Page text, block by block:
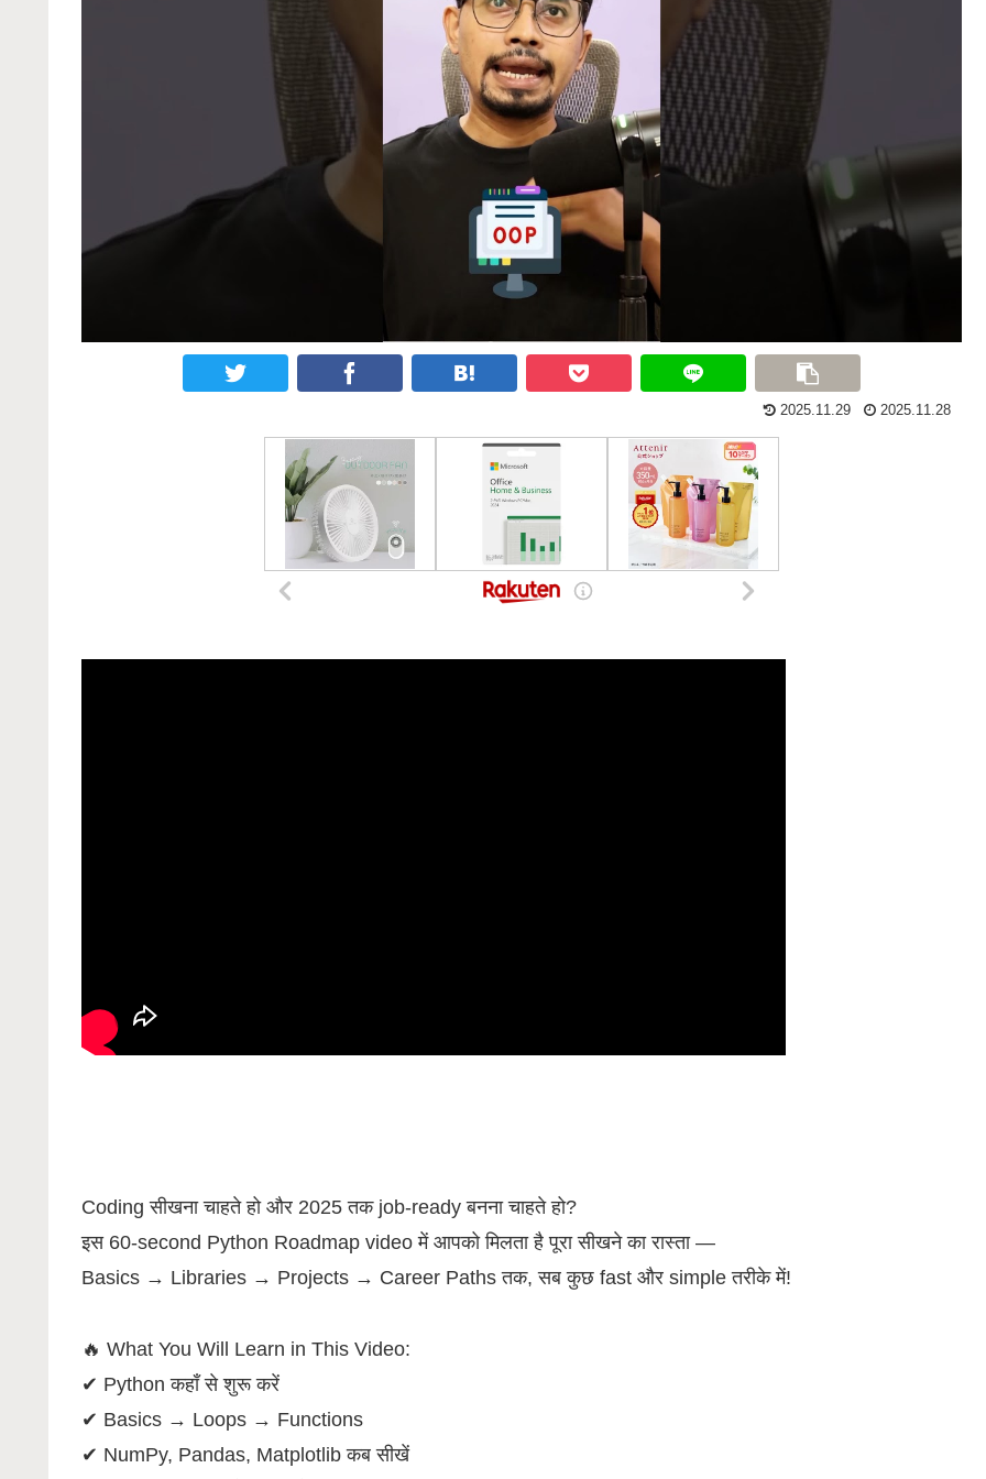
2025.11.29 2025.11.28
Coding सीखना चाहते हो और 2025 तक job-ready बनना चाहते हो?
इस 60-second Python Roadmap video में आपको मिलता है पूरा सीखने का रास्ता —
Basics → Libraries → Projects → Career Paths तक, सब कुछ fast और simple तरीके में!
🔥 What You Will Learn in This Video:
✔ Python कहाँ से शुरू करें
✔ Basics → Loops → Functions
✔ NumPy, Pandas, Matplotlib कब सीखें